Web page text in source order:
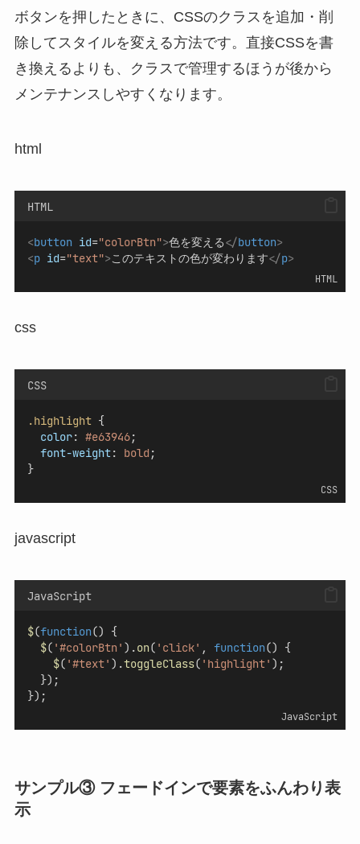
ボタンを押したときに、CSSのクラスを追加・削
除してスタイルを変える方法です。直接CSSを書
き換えるよりも、クラスで管理するほうが後から
メンテナンスしやすくなります。
html
HTML
<button id="colorBtn">色を変える</button>
<p id="text">このテキストの色が変わります</p>
HTML
css
CSS
.highlight {
color: #e63946;
font-weight: bold ;
}
CSS
javascript
JavaScript
$(function() {
$( '#colorBtn' ).on( 'click' , function() {
$( '#text' ).toggleClass( 'highlight' );
  });
});
JavaScript
サンプル③ フェードインで要素をふんわり表
示